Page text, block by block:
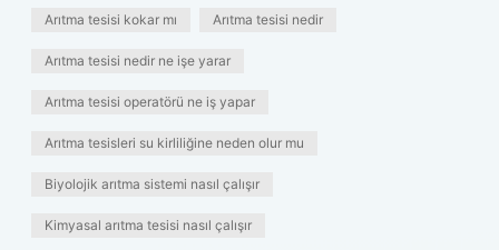
Arıtma tesisi kokar mı Arıtma tesisi nedir
Arıtma tesisi nedir ne işe yarar
Arıtma tesisi operatörü ne iş yapar
Arıtma tesisleri su kirliliğine neden olur mu
Biyolojik arıtma sistemi nasıl çalışır
Kimyasal arıtma tesisi nasıl çalışır